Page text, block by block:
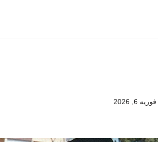
فوریه 6, 2026